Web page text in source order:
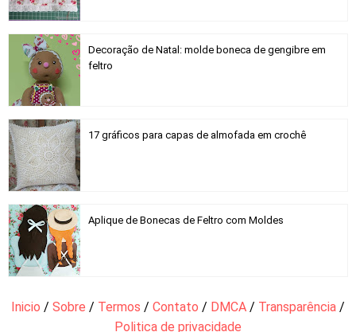
Decoração de Natal: molde boneca de gengibre em
feltro
17 gráficos para capas de almofada em crochê
Aplique de Bonecas de Feltro com Moldes
Inicio / Sobre / Termos / Contato / DMCA / Transparência /
Politica de privacidade